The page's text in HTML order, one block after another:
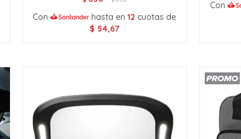
Con hasta en12 cuotas de
$ 54,67
Con